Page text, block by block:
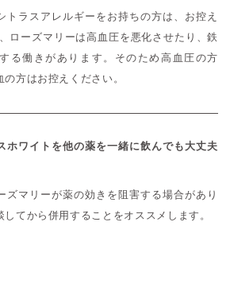
トラスアレルギーをお持ちの方は、お控え
ローズマリーは高血圧を悪化させたり、鉄
る働きがあります。そのため高血圧の方
方はお控えください。
ホワイトを他の薬を一緒に飲んでも大丈夫
ズマリーが薬の効きを阻害する場合があり
してから併用することをオススメします。